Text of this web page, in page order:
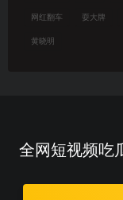
网红翻车 耍大牌
黄晓明
全网短视频吃